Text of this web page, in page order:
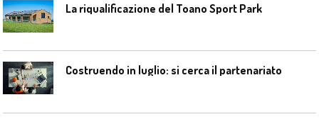
La riqualificazione del Toano Sport Park
Costruendo in luglio: si cerca il partenariato